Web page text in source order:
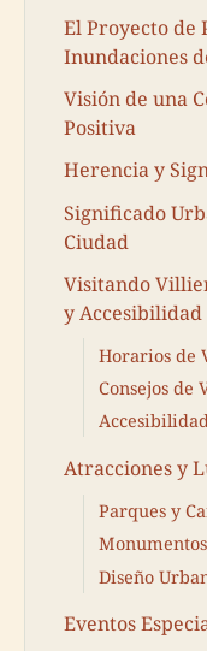
El Proyecto de
Inundaciones
Visión de una
Positiva
Herencia y
Significado
Ciudad
Visitando
y Accesibilidad
Horarios de
Consejos de
Atracciones y
Parques y
Diseño
Eventos